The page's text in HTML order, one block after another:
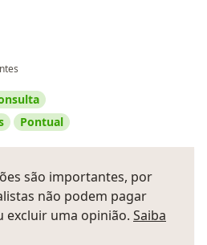
Pontual
são importantes, por
não podem pagar
excluir uma opinião. Saiba